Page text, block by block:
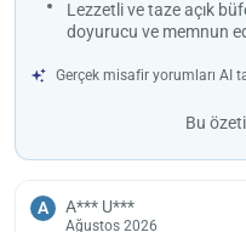
Lezzetli ve taze açık
doyurucu ve memnun
Gerçek misafir yorumları AI
Bu
A A*** U***
Ağustos 2026